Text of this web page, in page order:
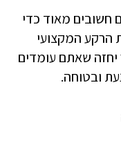
חשובים מאוד כדי
הרקע המקצועי
שאתם עומדים
ובטוחה.